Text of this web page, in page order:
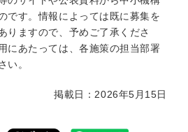
です。情報によっては既に募集を
りますので、予めご了承くださ
にあたっては、各施策の担当部署
い。
掲載日：2026年5月15日